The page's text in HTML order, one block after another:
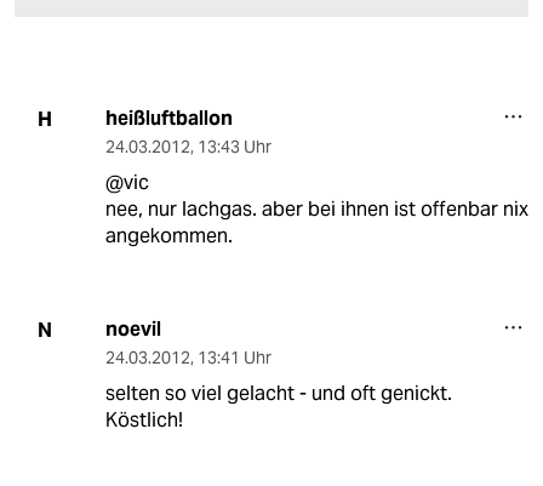
H heißluftballon
24.03.2012, 13:43 Uhr
@vic
nee, nur lachgas. aber bei ihnen ist offenbar nix
angekommen.
N noevil
24.03.2012, 13:41 Uhr
selten so viel gelacht - und oft genickt.
Köstlich!